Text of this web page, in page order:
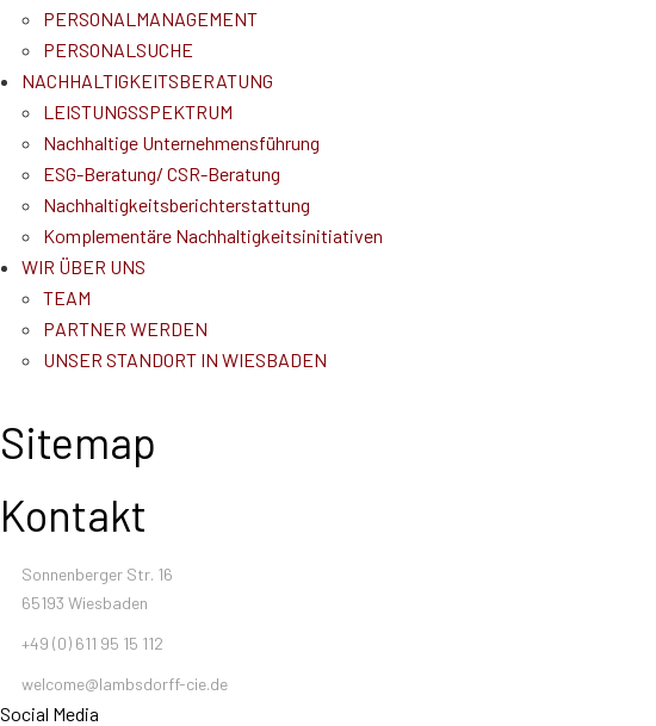
PERSONALMANAGEMENT
PERSONALSUCHE
NACHHALTIGKEITSBERATUNG
LEISTUNGSSPEKTRUM
Nachhaltige Unternehmensführung
ESG-Beratung/ CSR-Beratung
Nachhaltigkeitsberichterstattung
Komplementäre Nachhaltigkeitsinitiativen
WIR ÜBER UNS
TEAM
PARTNER WERDEN
UNSER STANDORT IN WIESBADEN
Sitemap
Kontakt
Sonnenberger Str. 16
65193 Wiesbaden
+49 (0) 611 95 15 112
welcome@lambsdorff-cie.de
Social Media